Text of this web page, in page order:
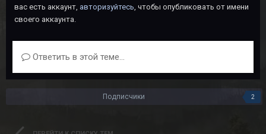
вас есть аккаунт, авторизуйтесь, чтобы опубликовать от имени
своего аккаунта.
Ответить в этой теме...
Подписчики 2